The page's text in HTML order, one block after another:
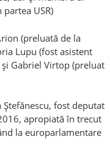
USR)
(preluată de la
Lupu (fost asistent
Gabriel Virtop (preluat
fost deputat
apropiată în trecut
la europarlamentare